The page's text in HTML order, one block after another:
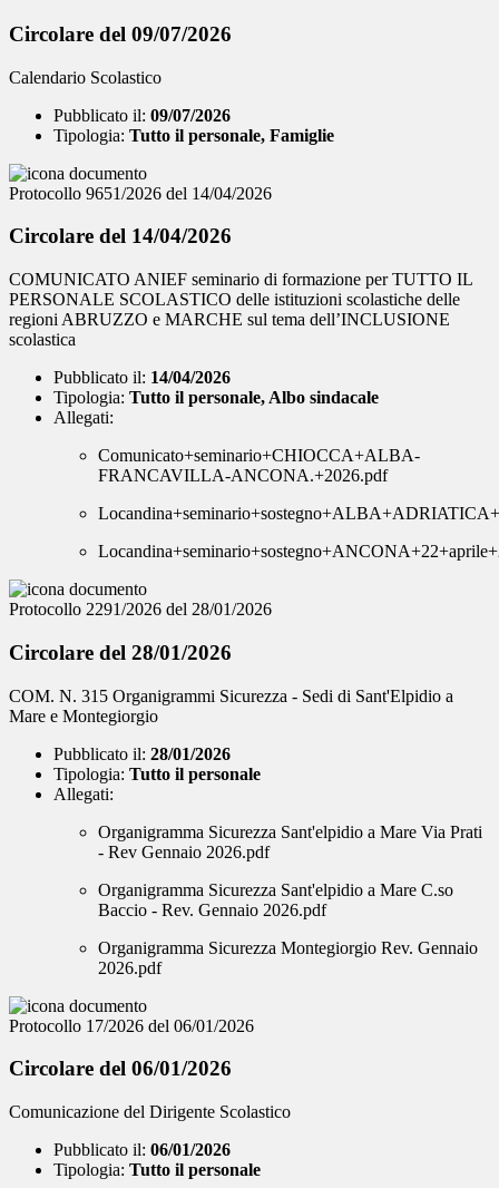
Circolare del 09/07/2026
Calendario Scolastico
Pubblicato il: 09/07/2026
Tipologia: Tutto il personale, Famiglie
Protocollo 9651/2026 del 14/04/2026
Circolare del 14/04/2026
COMUNICATO ANIEF seminario di formazione per TUTTO IL
PERSONALE SCOLASTICO delle istituzioni scolastiche delle
regioni ABRUZZO e MARCHE sul tema dell’INCLUSIONE
scolastica
Pubblicato il: 14/04/2026
Tipologia: Tutto il personale, Albo sindacale
Allegati:
Comunicato+seminario+CHIOCCA+ALBA-
FRANCAVILLA-ANCONA.+2026.pdf
Protocollo 2291/2026 del 28/01/2026
Circolare del 28/01/2026
COM. N. 315 Organigrammi Sicurezza - Sedi di Sant'Elpidio a
Mare e Montegiorgio
Pubblicato il: 28/01/2026
Tipologia: Tutto il personale
Allegati:
Organigramma Sicurezza Sant'elpidio a Mare Via Prati
- Rev Gennaio 2026.pdf
Organigramma Sicurezza Sant'elpidio a Mare C.so
Baccio - Rev. Gennaio 2026.pdf
Organigramma Sicurezza Montegiorgio Rev. Gennaio
2026.pdf
Protocollo 17/2026 del 06/01/2026
Circolare del 06/01/2026
Comunicazione del Dirigente Scolastico
Pubblicato il: 06/01/2026
Tipologia: Tutto il personale